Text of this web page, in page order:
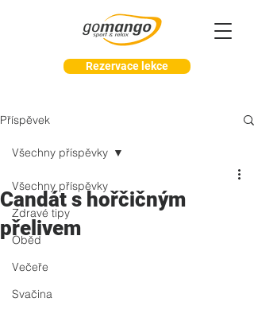
Rezervace lekce
Příspěvek
Všechny příspěvky
Zdravé tipy
Oběd
Večeře
Svačina
Všechny příspěvky
Candát s hořčičným
přelivem